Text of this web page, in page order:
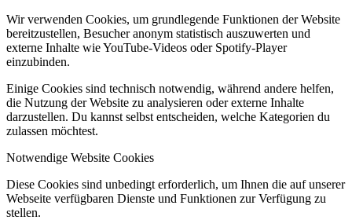
Wir verwenden Cookies, um grundlegende Funktionen der Website
bereitzustellen, Besucher anonym statistisch auszuwerten und
externe Inhalte wie YouTube-Videos oder Spotify-Player
einzubinden.
Einige Cookies sind technisch notwendig, während andere helfen,
die Nutzung der Website zu analysieren oder externe Inhalte
darzustellen. Du kannst selbst entscheiden, welche Kategorien du
zulassen möchtest.
Notwendige Website Cookies
Diese Cookies sind unbedingt erforderlich, um Ihnen die auf unserer
Webseite verfügbaren Dienste und Funktionen zur Verfügung zu
stellen.